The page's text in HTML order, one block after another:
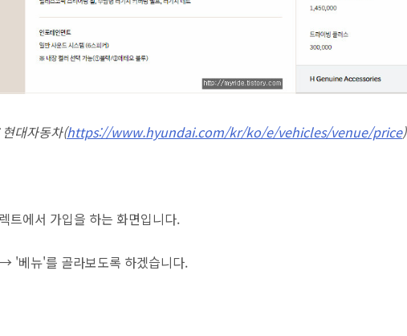
대자동차(https://www.hyundai.com/kr/ko/e/vehicles/venue/price)
트에서 가입을 하는 화면입니다.
'베뉴'를 골라보도록 하겠습니다.